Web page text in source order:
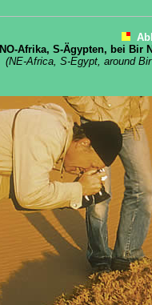
NO-Afrika, S-Ägypten, bei Bir
(NE-Africa, S-Egypt, around